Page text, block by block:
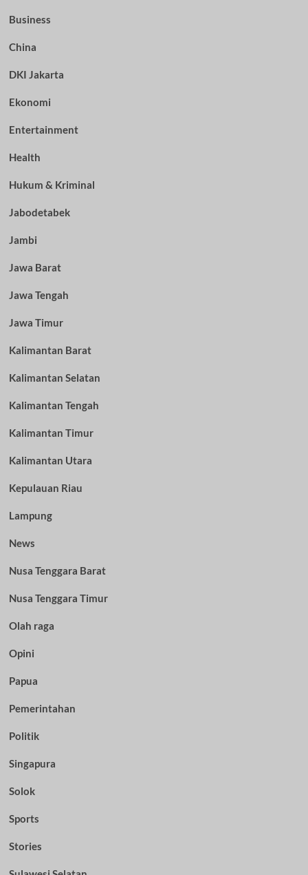
Business
China
DKI Jakarta
Ekonomi
Entertainment
Health
Hukum & Kriminal
Jabodetabek
Jambi
Jawa Barat
Jawa Tengah
Jawa Timur
Kalimantan Barat
Kalimantan Selatan
Kalimantan Tengah
Kalimantan Timur
Kalimantan Utara
Kepulauan Riau
Lampung
News
Nusa Tenggara Barat
Nusa Tenggara Timur
Olah raga
Opini
Papua
Pemerintahan
Politik
Singapura
Solok
Sports
Stories